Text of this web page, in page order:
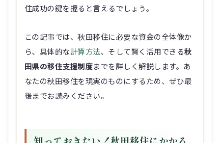
住成功の鍵を握ると言えるでしょう。
この記事では、秋田移住に必要な資金の全体像か
ら、具体的な計算方法、そして賢く活用できる秋
田県の移住支援制度までを詳しく解説します。あ
なたの秋田移住を現実のものにするため、ぜひ最
後までお読みください。